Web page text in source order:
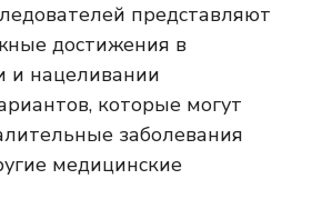
представляют
достижения в
и нацеливании
которые могут
заболевания
медицинские